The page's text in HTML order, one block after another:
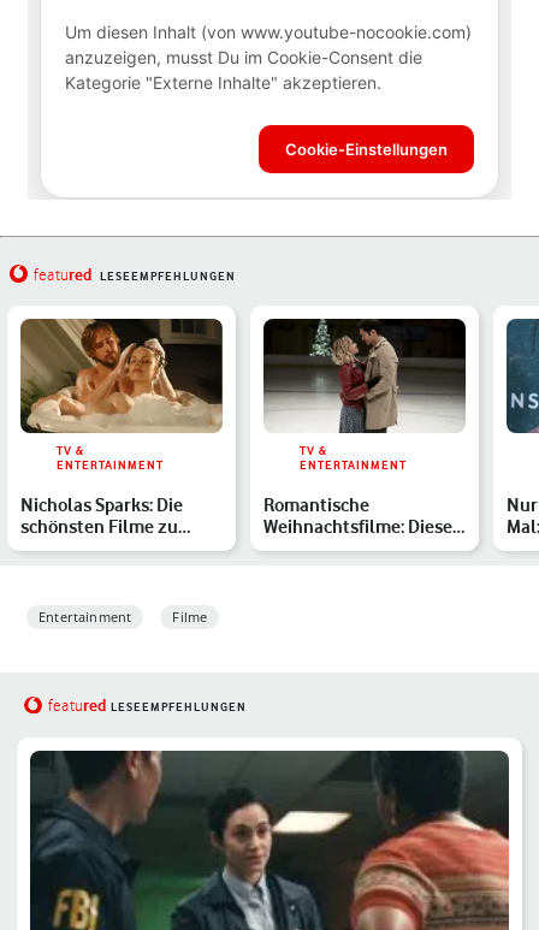
featured LESEEMPFEHLUNGEN
TV &
ENTERTAINMENT
Nicholas Sparks: Die
schönsten Filme zu
seinen Büchern
TV &
ENTERTAINMENT
Romantische
Weihnachtsfilme: Diese
10 Streifen versüßen Dir
Entertainment Filme
featured LESEEMPFEHLUNGEN